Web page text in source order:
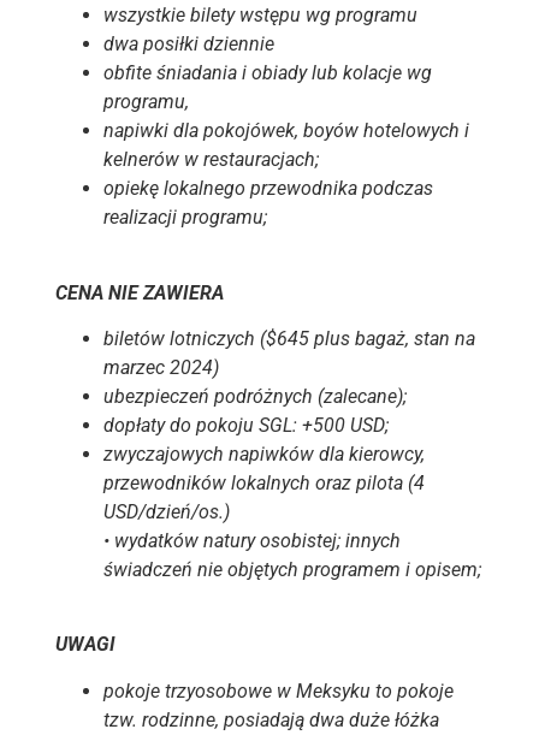
wszystkie bilety wstępu wg programu
dwa posiłki dziennie
obfite śniadania i obiady lub kolacje wg
programu,
napiwki dla pokojówek, boyów hotelowych i
kelnerów w restauracjach;
opiekę lokalnego przewodnika podczas
realizacji programu;
CENA NIE ZAWIERA
biletów lotniczych ($645 plus bagaż, stan na
marzec 2024)
ubezpieczeń podróżnych (zalecane);
dopłaty do pokoju SGL: +500 USD;
zwyczajowych napiwków dla kierowcy,
przewodników lokalnych oraz pilota (4
USD/dzień/os.)
• wydatków natury osobistej; innych
świadczeń nie objętych programem i opisem;
UWAGI
pokoje trzyosobowe w Meksyku to pokoje
tzw. rodzinne, posiadają dwa duże łóżka